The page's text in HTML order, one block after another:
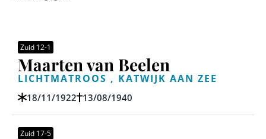
Zuid 12-1
Maarten van Beelen
LICHTMATROOS , KATWIJK AAN ZEE
18/11/1922 13/08/1940
Zuid 17-5